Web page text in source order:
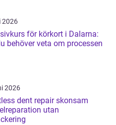
2026
för körkort i Dalarna:
behöver veta om processen
2026
dent repair skonsam
utan